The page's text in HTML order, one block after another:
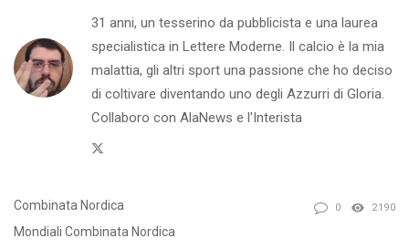
31 anni, un tesserino da pubblicista e una laurea
specialistica in Lettere Moderne. Il calcio è la mia
malattia, gli altri sport una passione che ho deciso
di coltivare diventando uno degli Azzurri di Gloria.
Collaboro con AlaNews e l'Interista
Combinata Nordica
Mondiali Combinata Nordica
0 2190